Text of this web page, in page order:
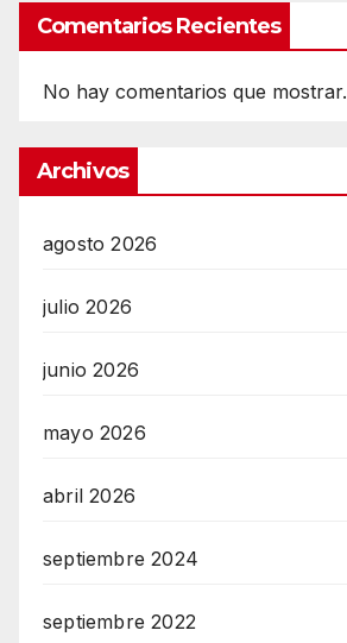
Comentarios Recientes
No hay comentarios que mostrar.
Archivos
agosto 2026
julio 2026
junio 2026
mayo 2026
abril 2026
septiembre 2024
septiembre 2022